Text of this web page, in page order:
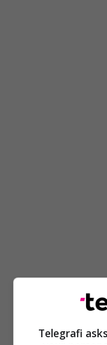
RedmiTelegrafi